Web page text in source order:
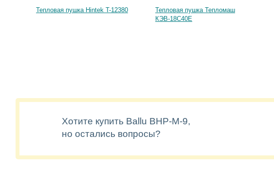
Тепловая пушка Hintek T-12380
Тепловая пушка Тепломаш
КЭВ-18С40Е
Хотите купить Ballu BHP-M-9,
но остались вопросы?